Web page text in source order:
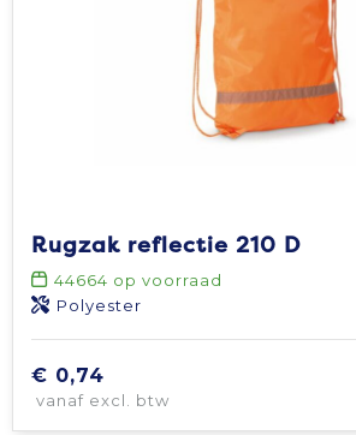
Rugzak reflectie 210 D
44664 op voorraad
Polyester
€ 0,74
vanaf excl. btw